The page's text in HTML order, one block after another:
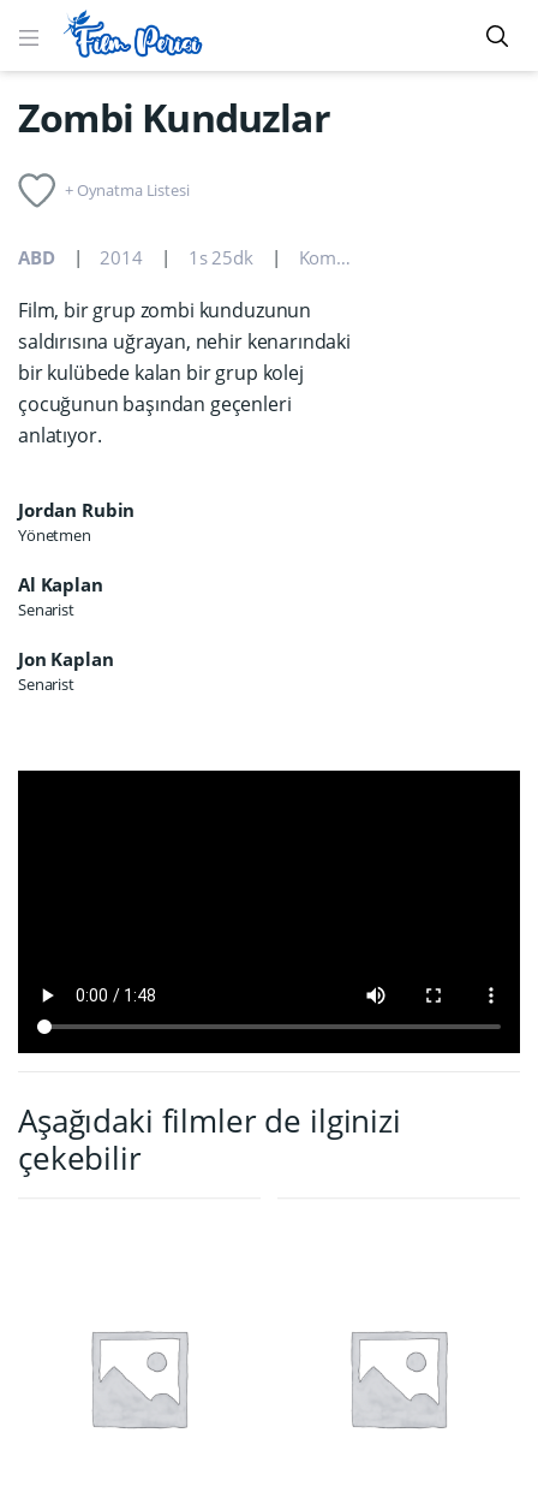
Zombi Kunduzlar
+ Oynatma Listesi
ABD 2014 1s 25dk Komedi
Film, bir grup zombi kunduzunun
saldırısına uğrayan, nehir kenarındaki
bir kulübede kalan bir grup kolej
çocuğunun başından geçenleri
anlatıyor.
Jordan Rubin
Yönetmen
Al Kaplan
Senarist
Jon Kaplan
Senarist
Aşağıdaki filmler de ilginizi
çekebilir